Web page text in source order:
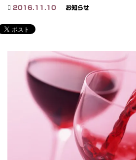
2016.11.10 お知らせ